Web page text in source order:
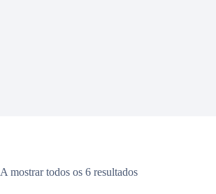
A mostrar todos os 6 resultados